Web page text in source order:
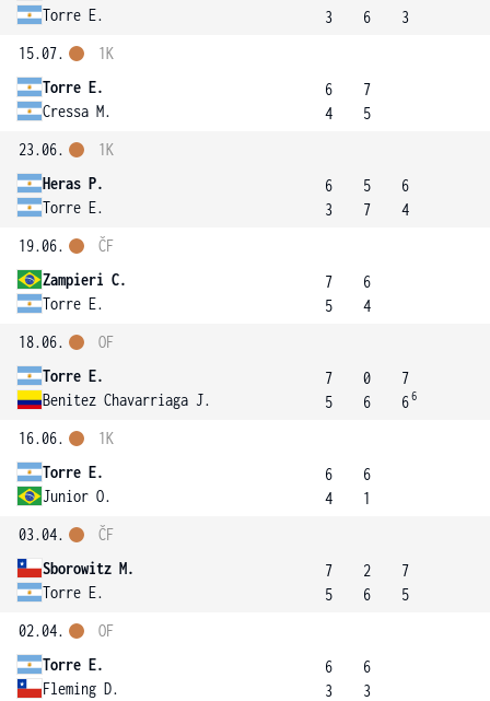
Torre E.
3
6
3
15.07.
Torre E.
Cressa M.
1K
6
4
7
5
23.06.
Heras P.
Torre E.
1K
6
3
5
7
6
4
19.06.
Zampieri C.
Torre E.
ČF
7
5
6
4
18.06.
Torre E.
Benitez Chavarriaga J.
OF
7
5
0
6
7
66
16.06.
Torre E.
Junior O.
1K
6
4
6
1
03.04.
Sborowitz M.
Torre E.
ČF
7
5
2
6
7
5
02.04.
Torre E.
Fleming D.
OF
6
3
6
3